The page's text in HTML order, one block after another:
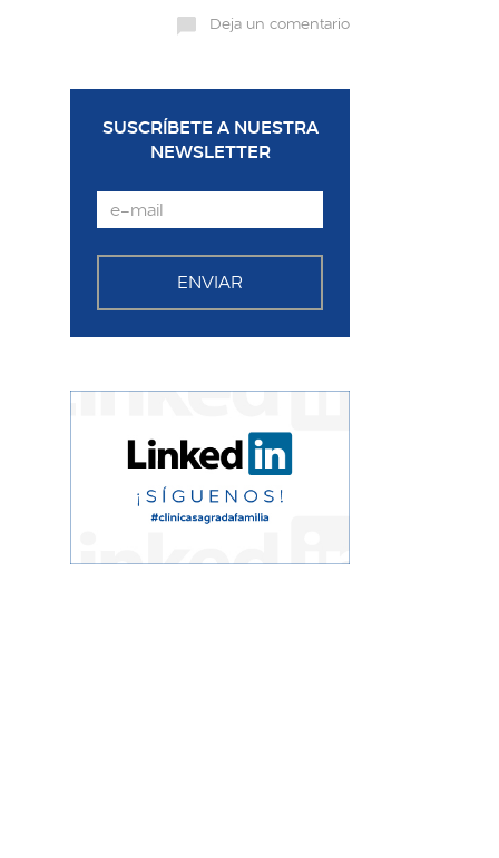
Deja un comentario
SUSCRÍBETE A NUESTRA
NEWSLETTER
Email
ENVIAR